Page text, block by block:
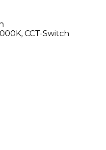
CCT-Switch